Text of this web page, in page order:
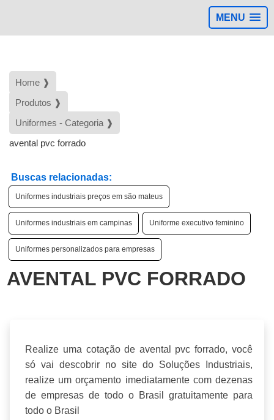
MENU
Home ❱
Produtos ❱
Uniformes - Categoria ❱
avental pvc forrado
Buscas relacionadas:
Uniformes industriais preços em são mateus
Uniformes industriais em campinas Uniforme executivo feminino
Uniformes personalizados para empresas
AVENTAL PVC FORRADO
Realize uma cotação de avental pvc forrado, você
só vai descobrir no site do Soluções Industriais,
realize um orçamento imediatamente com dezenas
de empresas de todo o Brasil gratuitamente para
todo o Brasil